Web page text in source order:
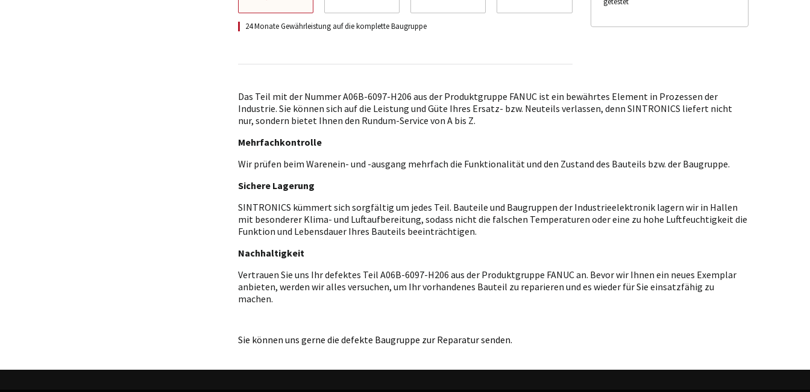
24 Monate Gewährleistung auf die komplette Baugruppe
Das Teil mit der Nummer A06B-6097-H206 aus der Produktgruppe FANUC ist ein bewährtes Element in Prozessen der
Industrie. Sie können sich auf die Leistung und Güte Ihres Ersatz- bzw. Neuteils verlassen, denn SINTRONICS liefert nicht
nur, sondern bietet Ihnen den Rundum-Service von A bis Z.
Mehrfachkontrolle
Wir prüfen beim Warenein- und -ausgang mehrfach die Funktionalität und den Zustand des Bauteils bzw. der Baugruppe.
Sichere Lagerung
SINTRONICS kümmert sich sorgfältig um jedes Teil. Bauteile und Baugruppen der Industrieelektronik lagern wir in Hallen
mit besonderer Klima- und Luftaufbereitung, sodass nicht die falschen Temperaturen oder eine zu hohe Luftfeuchtigkeit die
Funktion und Lebensdauer Ihres Bauteils beeinträchtigen.
Nachhaltigkeit
Vertrauen Sie uns Ihr defektes Teil A06B-6097-H206 aus der Produktgruppe FANUC an. Bevor wir Ihnen ein neues Exemplar
anbieten, werden wir alles versuchen, um Ihr vorhandenes Bauteil zu reparieren und es wieder für Sie einsatzfähig zu
machen.
Sie können uns gerne die defekte Baugruppe zur Reparatur senden.